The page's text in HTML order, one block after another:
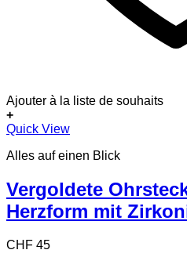
Ajouter à la liste de souhaits
+
Quick View
Alles auf einen Blick
Vergoldete
Herzform mit
CHF 45